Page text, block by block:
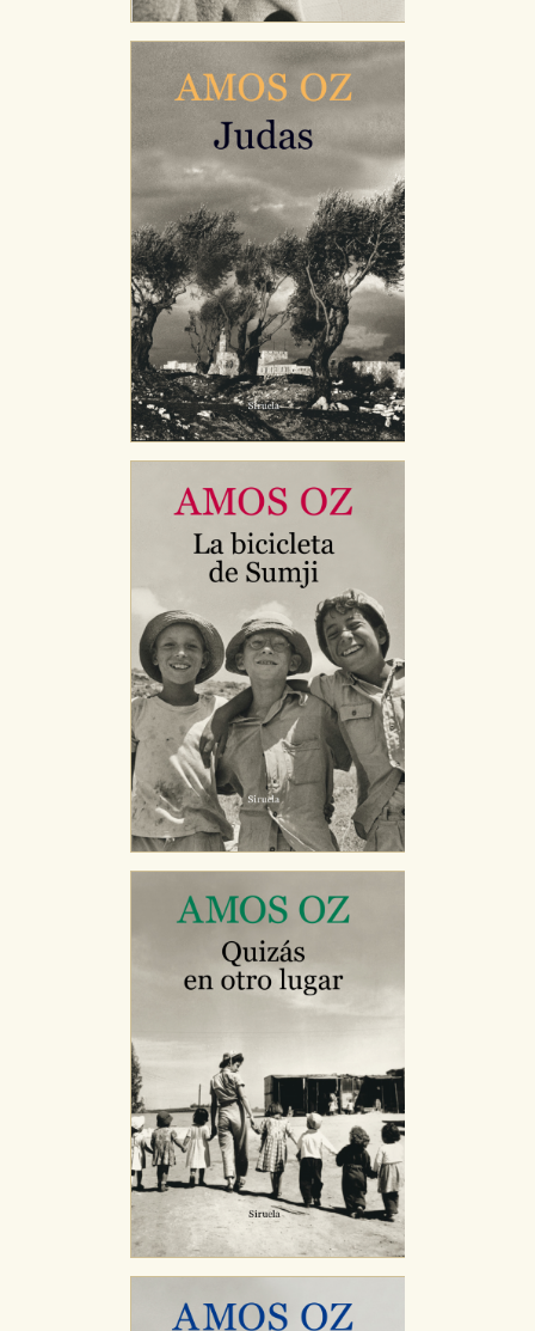
CONFIGURACIÓN DE COOKIES
HABILITAR TODO
Cookies necesarias
Estas cookies son necesarias para que nuestro sitio
web funcione y no es posible deshabilitarlas desde
nuestro sistema. Es posible hacerlo desde el
navegador, pero en ese caso es posible que algunas
áreas de nuestra web dejen de funcionar
correctamente.
Estas cookies se utilizan para mejorar su experiencia